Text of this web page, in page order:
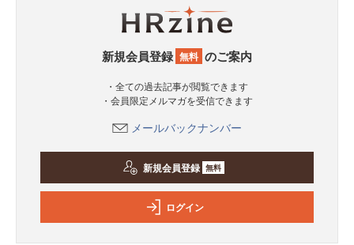
新規会員登録 無料 のご案内
・全ての過去記事が閲覧できます
・会員限定メルマガを受信できます
メールバックナンバー
新規会員登録 無料
ログイン